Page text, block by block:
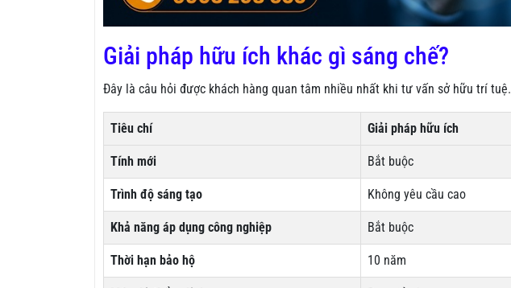
Giải pháp hữu ích khác gì sáng chế?
Đây là câu hỏi được khách hàng quan tâm nhiều nhất khi tư vấn sở hữu trí tuệ.
Tiêu chí Giải pháp hữu ích
Tính mới Bắt buộc
Trình độ sáng tạo Không yêu cầu cao
Khả năng áp dụng công nghiệp Bắt buộc
Thời hạn bảo hộ 10 năm